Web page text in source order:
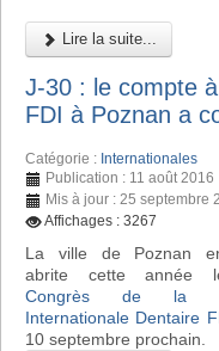
Lire la suite...
J-30 : le compte
FDI à Poznan a
Catégorie : Internationales
Publication : 11 août 2016
Mis à jour : 25 septembre
Affichages : 3267
La ville de Poznan
abrite cette année
Congrès de la
Internationale Dentaire
10 septembre prochain.